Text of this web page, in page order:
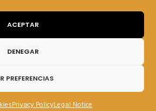
ACEPTAR
DENEGAR
PREFERENCIAS
Privacy PolicyLegal Notice